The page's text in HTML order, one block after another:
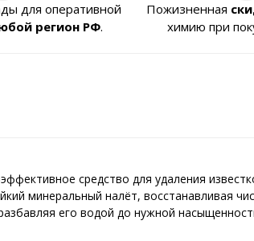
для оперативной
регион РФ.
Пожизненная
химию при
средство для удаления
минеральный налёт, восстанавливая
его водой до нужной